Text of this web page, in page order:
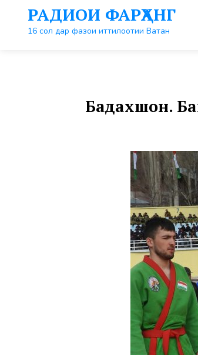
контенту
РАДИОИ ФАРҲАНГ
16 сол дар фазои иттилоотии Ватан
Бадахшон.